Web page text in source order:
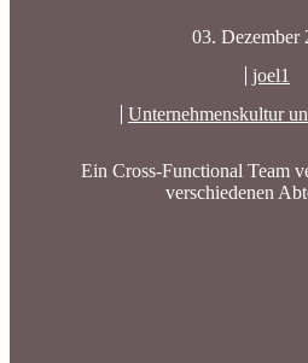
03. Dezember
joel1
Unternehmenskultur
Ein Cross-Functional Team
verschiedenen